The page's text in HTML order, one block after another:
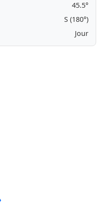
45.5°
S (180°)
Jour